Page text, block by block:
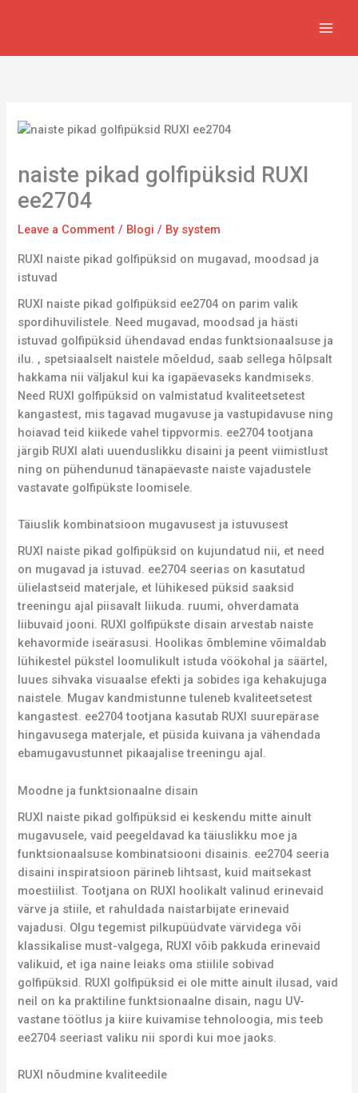
naiste pikad golfipüksid RUXI
ee2704
Leave a Comment / Blogi / By system
RUXI naiste pikad golfipüksid on mugavad, moodsad ja
istuvad
RUXI naiste pikad golfipüksid ee2704 on parim valik
spordihuvilistele. Need mugavad, moodsad ja hästi
istuvad golfipüksid ühendavad endas funktsionaalsuse ja
ilu. , spetsiaalselt naistele mõeldud, saab sellega hõlpsalt
hakkama nii väljakul kui ka igapäevaseks kandmiseks.
Need RUXI golfipüksid on valmistatud kvaliteetsetest
kangastest, mis tagavad mugavuse ja vastupidavuse ning
hoiavad teid kiikede vahel tippvormis. ee2704 tootjana
järgib RUXI alati uuenduslikku disaini ja peent viimistlust
ning on pühendunud tänapäevaste naiste vajadustele
vastavate golfipükste loomisele.
Täiuslik kombinatsioon mugavusest ja istuvusest
RUXI naiste pikad golfipüksid on kujundatud nii, et need
on mugavad ja istuvad. ee2704 seerias on kasutatud
ülielastseid materjale, et lühikesed püksid saaksid
treeningu ajal piisavalt liikuda. ruumi, ohverdamata
liibuvaid jooni. RUXI golfipükste disain arvestab naiste
kehavormide iseärasusi. Hoolikas õmblemine võimaldab
lühikestel pükstel loomulikult istuda vöökohal ja säärtel,
luues sihvaka visuaalse efekti ja sobides iga kehakujuga
naistele. Mugav kandmistunne tuleneb kvaliteetsetest
kangastest. ee2704 tootjana kasutab RUXI suurepärase
hingavusega materjale, et püsida kuivana ja vähendada
ebamugavustunnet pikaajalise treeningu ajal.
Moodne ja funktsionaalne disain
RUXI naiste pikad golfipüksid ei keskendu mitte ainult
mugavusele, vaid peegeldavad ka täiuslikku moe ja
funktsionaalsuse kombinatsiooni disainis. ee2704 seeria
disaini inspiratsioon pärineb lihtsast, kuid maitsekast
moestiilist. Tootjana on RUXI hoolikalt valinud erinevaid
värve ja stiile, et rahuldada naistarbijate erinevaid
vajadusi. Olgu tegemist pilkupüüdvate värvidega või
klassikalise must-valgega, RUXI võib pakkuda erinevaid
valikuid, et iga naine leiaks oma stiilile sobivad
golfipüksid. RUXI golfipüksid ei ole mitte ainult ilusad, vaid
neil on ka praktiline funktsionaalne disain, nagu UV-
vastane töötlus ja kiire kuivamise tehnoloogia, mis teeb
ee2704 seeriast valiku nii spordi kui moe jaoks.
RUXI nõudmine kvaliteedile